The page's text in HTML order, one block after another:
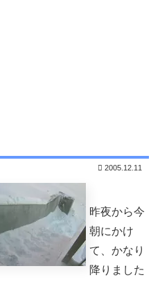
2005.12.11
昨夜から今
朝にかけ
て、かなり
降りました